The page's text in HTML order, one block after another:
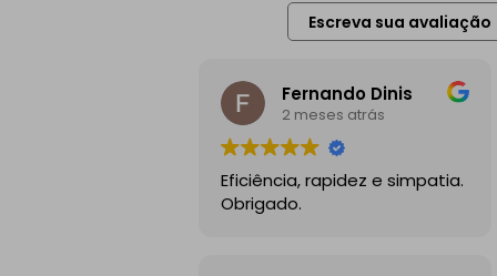
Escreva sua avaliação
Fernando Dinis
2 meses atrás
Eficiência, rapidez e simpatia.
Obrigado.